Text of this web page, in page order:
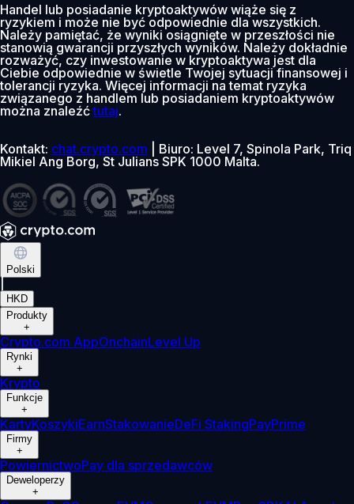
Handel lub posiadanie kryptoaktywów wiąże się z
ryzykiem i może nie być odpowiednie dla wszystkich.
Należy pamiętać, że wyniki osiągnięte w przeszłości nie
stanowią gwarancji przyszłych wyników. Należy dokładnie
rozważyć, czy inwestowanie w kryptoaktywa jest dla
Ciebie odpowiednie w świetle Twojej sytuacji finansowej i
tolerancji ryzyka. Więcej informacji na temat ryzyka
związanego z handlem lub posiadaniem kryptoaktywów
można znaleźćtutaj.
Kontakt: chat.crypto.com | Biuro: Level 7, Spinola Park, Triq
Mikiel Ang Borg, St Julians SPK 1000 Malta.
Polski
HKD
Produkty
+
Crypto.com AppOnchainLevel Up
Rynki
+
Krypto
Funkcje
+
KartyKoszykiEarnStakowanieDeFi StakingPayPrime
Firmy
+
PowiernictwoPay dla sprzedawców
Deweloperzy
+